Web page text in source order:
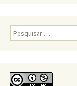
Pesquisar
por: